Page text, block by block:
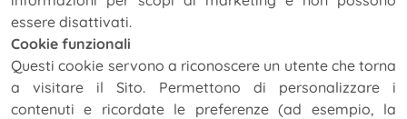
essere disattivati.
Cookie funzionali
Questi cookie servono a riconoscere un utente che torna
a visitare il Sito. Permettono di personalizzare i
contenuti e ricordate le preferenze (ad esempio, la